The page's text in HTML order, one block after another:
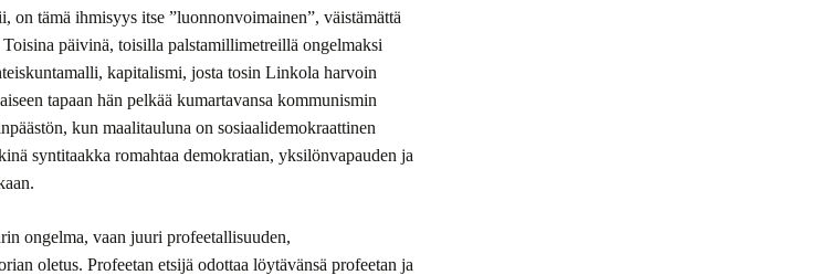
on tämä ihmisyys itse ”luonnonvoimainen”, väistämättä
päivinä, toisilla palstamillimetreillä ongelmaksi
kapitalismi, josta tosin Linkola harvoin
tapaan hän pelkää kumartavansa kommunismin
kun maalitauluna on sosiaalidemokraattinen
syntitaakka romahtaa demokratian, yksilönvapauden ja
ongelma, vaan juuri profeetallisuuden,
oletus. Profeetan etsijä odottaa löytävänsä profeetan ja